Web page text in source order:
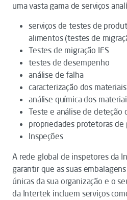
uma vasta gama de serviços
serviços de testes de
alimentos (testes de
Testes de migração IFS
testes de desempenho
análise de falha
caracterização dos materiais
análise química dos
Teste e análise de deteção
propriedades protetoras de
Inspeções
A rede global de inspetores da
garantir que as suas
únicas da sua organização e o
da Intertek incluem serviços